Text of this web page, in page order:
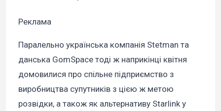
Реклама
Паралельно українська компанія Stetman та
данська GomSpace тоді ж наприкінці квітня
домовилися про спільне підприємство з
виробництва супутників з цією ж метою
розвідки, а також як альтернативу Starlink у